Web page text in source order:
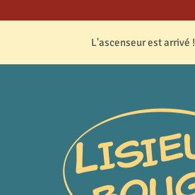
L'ascenseur est arrivé !